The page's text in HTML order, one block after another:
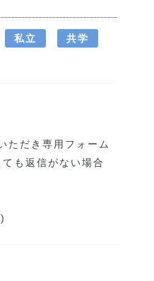
私立 共学
ただき専用フォーム
も返信がない場合